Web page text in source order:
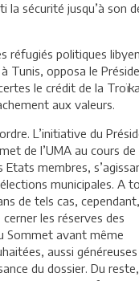
la sécurité jusqu’à son
réfugiés politiques
Tunis, opposa le
le crédit de la
aux valeurs.
L’initiative du
de l’UMA au cours de
Etats membres,
municipales. A
de tels cas,
les réserves des
Sommet avant même
aussi généreuses
du dossier. Du